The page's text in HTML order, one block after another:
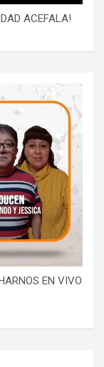
ACEFALA!
EN VIVO